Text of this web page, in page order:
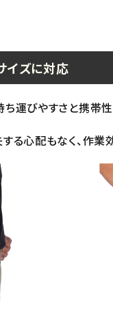
イズに対応
運びやすさと携帯
る心配もなく、作業